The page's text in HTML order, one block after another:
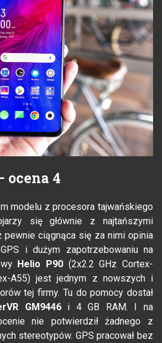
ocena 4
modelu z procesora tajwańskiego
się głównie z najtańszymi
pewnie ciągnąca się za nimi opinia
i dużym zapotrzebowaniu na
Helio P90 (2x2.2 GHz Cortex-
A55) jest jednym z nowszych i
tej firmy. Tu do pomocy dostał
GM9446i 4 GB RAM. I na
nie potwierdził żadnego z
stereotypów. GPS pracował bez